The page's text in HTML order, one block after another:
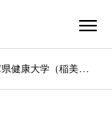
健康大学（稲美町）